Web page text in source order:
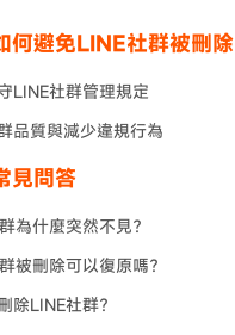
何避免LINE社群被刪除
LINE社群管理規定
品質與減少違規行為
見問答
為什麼突然不見？
被刪除可以復原嗎？
除LINE社群？